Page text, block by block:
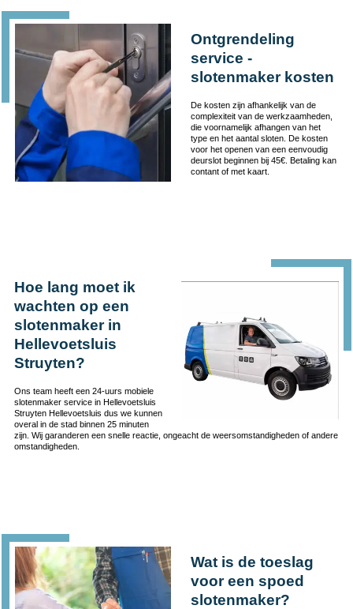
Ontgrendeling
service -
slotenmaker kosten
De kosten zijn afhankelijk van de
complexiteit van de werkzaamheden,
die voornamelijk afhangen van het
type en het aantal sloten. De kosten
voor het openen van een eenvoudig
deurslot beginnen bij 45€. Betaling kan
contant of met kaart.
Hoe lang moet ik
wachten op een
slotenmaker in
Hellevoetsluis
Struyten?
Ons team heeft een 24-uurs mobiele
slotenmaker service in Hellevoetsluis
Struyten Hellevoetsluis dus we kunnen
overal in de stad binnen 25 minuten
zijn. Wij garanderen een snelle reactie, ongeacht de weersomstandigheden of andere
omstandigheden.
Wat is de toeslag
voor een spoed
slotenmaker?